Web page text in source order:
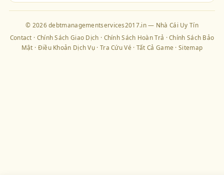
© 2026 debtmanagementservices2017.in — Nhà Cái Uy Tín
Contact · Chính Sách Giao Dịch · Chính Sách Hoàn Trả ·Chính Sách Bảo
Mật · Điều Khoản Dịch Vụ · Tra Cứu Vé · Tất Cả Game ·Sitemap